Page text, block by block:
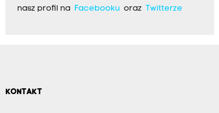
nasz profil na Facebookuoraz Twitterze
KONTAKT